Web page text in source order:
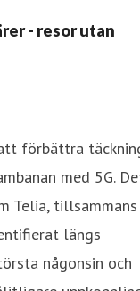
- resor utan
förbättra
med 5G.
Telia, tillsammans
längs
någonsin och